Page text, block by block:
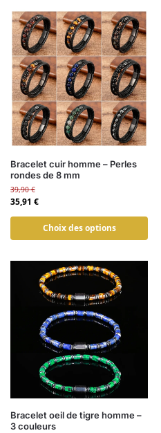
Bracelet cuir homme – Perles
rondes de 8 mm
39,90€
35,91 €
Choix des options
Bracelet oeil de tigre homme –
3 couleurs